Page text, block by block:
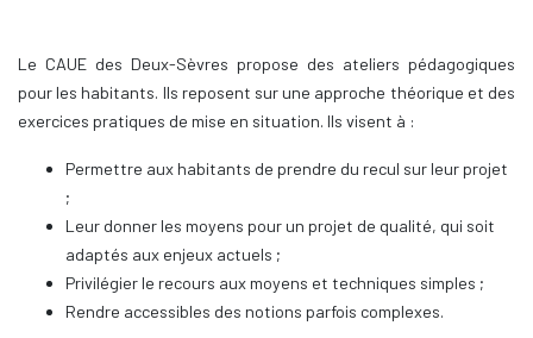
Le CAUE des Deux-Sèvres propose des ateliers pédagogiques
pour les habitants. Ils reposent sur une approche théorique et des
exercices pratiques de mise en situation. Ils visent à :
Permettre aux habitants de prendre du recul sur leur projet
;
Leur donner les moyens pour un projet de qualité, qui soit
adaptés aux enjeux actuels ;
Privilégier le recours aux moyens et techniques simples ;
Rendre accessibles des notions parfois complexes.